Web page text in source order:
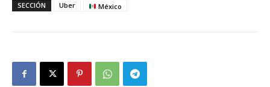
SECCIÓN Uber México